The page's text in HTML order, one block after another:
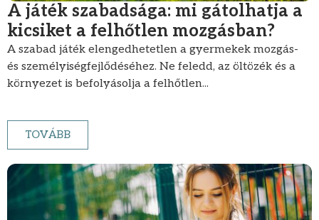
A játék szabadsága: mi gátolhatja a
kicsiket a felhőtlen mozgásban?
A szabad játék elengedhetetlen a gyermekek mozgás-
és személyiségfejlődéséhez. Ne feledd, az öltözék és a
környezet is befolyásolja a felhőtlen...
TOVÁBB